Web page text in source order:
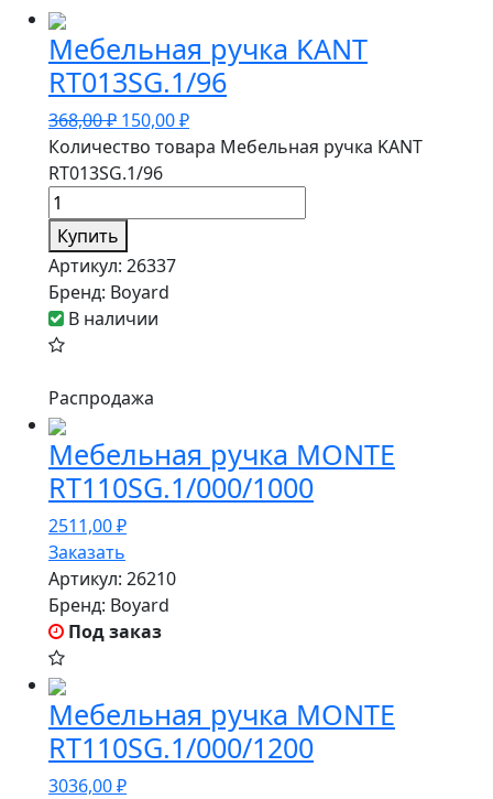
Мебельная ручка KANT
RT013SG.1/96
368,00₽ 150,00₽
Количество товара Мебельная ручка KANT
RT013SG.1/96
Купить
Артикул: 26337
Бренд: Boyard
В наличии
Распродажа
Мебельная ручка MONTE
RT110SG.1/000/1000
2511,00₽
Заказать
Артикул: 26210
Бренд: Boyard
Под заказ
Мебельная ручка MONTE
RT110SG.1/000/1200
3036,00₽